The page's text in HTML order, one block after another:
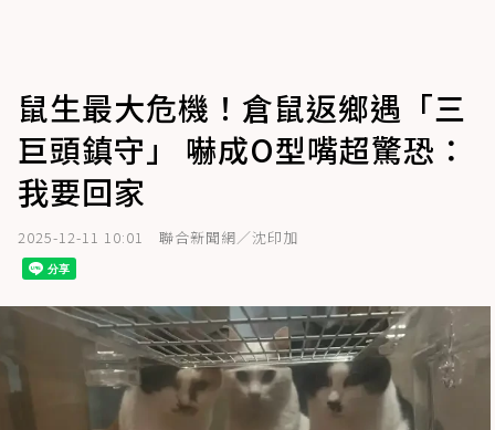
鼠生最大危機！倉鼠返鄉遇「三
巨頭鎮守」 嚇成O型嘴超驚恐：
我要回家
2025-12-11 10:01 聯合新聞網／沈印加